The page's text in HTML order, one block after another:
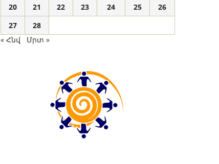
20
21 22 23 24 25
26
27
28
« Հնվ
Մրտ »